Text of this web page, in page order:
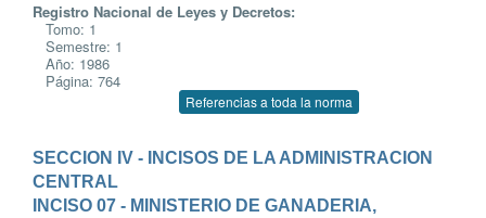
Registro Nacional de Leyes y Decretos:
Tomo: 1
Semestre: 1
Año: 1986
Página: 764
Referencias a toda la norma
SECCION IV - INCISOS DE LA ADMINISTRACION
CENTRAL
INCISO 07 - MINISTERIO DE GANADERIA,